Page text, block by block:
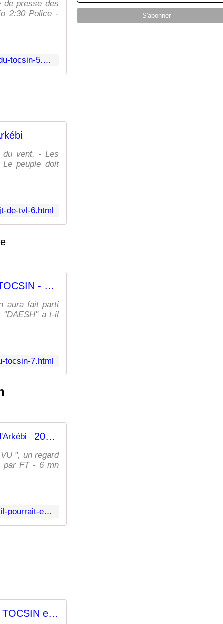
de presse des
2:30 Police -
https://www.lesmysteresdarkebi.com/2025/01/7h30-9h30-la-matinale-du-tocsin-5.html
du vent. - Les
peuple doit
de-tvl-6.html
20h La Gazette du TOCSIN - Le fil d'Arkébi
aura fait parti
"DAESH" a t-il
tocsin-7.html
20h30 Le " Suppo' " du soir ................ Il pourrait être " 6h " ! - Le fil d'Arkébi
", un regard
par FT - 6 mn
https://www.lesmysteresdarkebi.com/2025/01/20h30-le-suppo-du-soir.il-pourrait-etre-6h-4.html
Dimanche 10h TOCSIN et Bercoff - Le fil d'Arkébi